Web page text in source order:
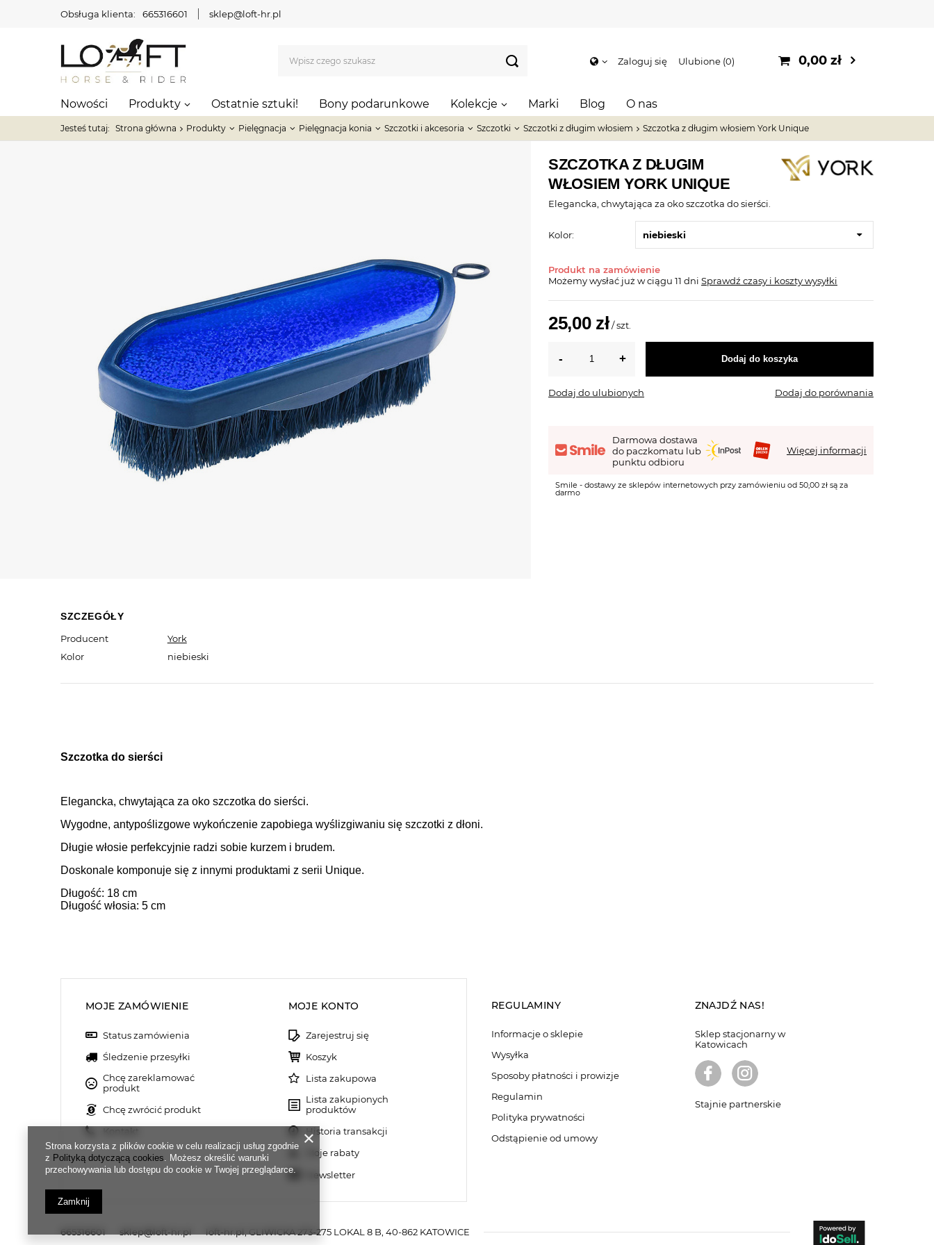
Obsługa klienta: 665316601 sklep@loft-hr.pl
Zaloguj się Ulubione 0 0,00 zł
Nowości Produkty Ostatnie sztuki! Bony podarunkowe Kolekcje Marki Blog O nas
Jesteś tutaj: Strona główna Produkty Pielęgnacja Pielęgnacja konia Szczotki i akcesoria Szczotki Szczotki z długim włosiem Szczotka z długim włosiem York Unique
SZCZOTKA Z DŁUGIM
WŁOSIEM YORK UNIQUE
Elegancka, chwytająca za oko szczotka do sierści.
Kolor: niebieski
Produkt na zamówienie
Możemy wysłać już w ciągu 11 dni Sprawdź czasy i koszty wysyłki
25,00 zł /szt.
Dodaj do koszyka
Dodaj do ulubionych Dodaj do porównania
Darmowa dostawa
do paczkomatu lub
punktu odbioru
Więcej informacji
Smile - dostawy ze sklepów internetowych przy zamówieniu od 50,00 zł są za
darmo
SZCZEGÓŁY
Producent
York
Kolor
niebieski
Szczotka do sierści
Elegancka, chwytająca za oko szczotka do sierści.
Wygodne, antypoślizgowe wykończenie zapobiega wyślizgiwaniu się szczotki z dłoni.
Długie włosie perfekcyjnie radzi sobie kurzem i brudem.
Doskonale komponuje się z innymi produktami z serii Unique.
Długość: 18 cm
Długość włosia: 5 cm
MOJE ZAMÓWIENIE
Status zamówienia
Śledzenie przesyłki
Chcę zareklamować
produkt
Chcę zwrócić produkt
Kontakt
MOJE KONTO
Zarejestruj się
Koszyk
Lista zakupowa
Lista zakupionych
produktów
Historia transakcji
Moje rabaty
Newsletter
REGULAMINY
Informacje o sklepie
Wysyłka
Sposoby płatności i prowizje
Regulamin
Polityka prywatności
Odstąpienie od umowy
ZNAJDŹ NAS!
Sklep stacjonarny w
Katowicach
Stajnie partnerskie
665316601 sklep@loft-hr.pl loft-hr.pl GLIWICKA 273-275 LOKAL 8 B 40-862 KATOWICE
Strona korzysta z plików cookie w celu realizacji usług zgodnie
z Polityką dotyczącą cookies. Możesz określić warunki
przechowywania lub dostępu do cookie w Twojej przeglądarce.
Zamknij